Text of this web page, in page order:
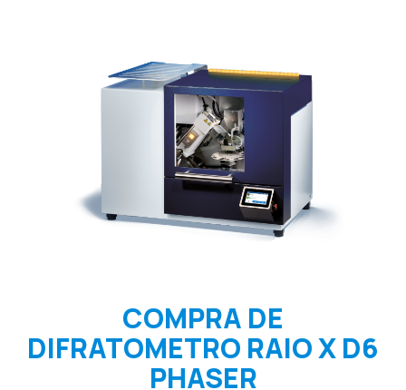
COMPRA DE
DIFRATOMETRO RAIO X D6
PHASER